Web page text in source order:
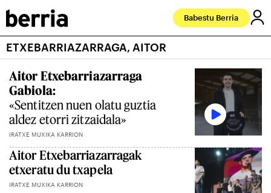
Babestu Berria
ETXEBARRIAZARRAGA, AITOR
Aitor Etxebarriazarraga
Gabiola:
«Sentitzen nuen olatu guztia
aldez etorri zitzaidala»
IRATXE MUXIKA KARRION
Aitor Etxebarriazarragak
etxeratu du txapela
IRATXE MUXIKA KARRION